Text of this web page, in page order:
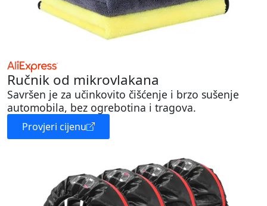
Ručnik od mikrovlakana
Savršen je za učinkovito čišćenje i brzo sušenje
automobila, bez ogrebotina i tragova.
Provjeri cijenu